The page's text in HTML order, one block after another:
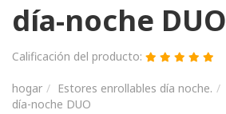
día-noche DUO
Calificación del producto:
hogar Estores enrollables día noche.
día-noche DUO